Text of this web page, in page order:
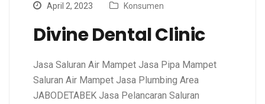
April 2, 2023
Konsumen
Divine Dental Clinic
Jasa Saluran Air Mampet Jasa Pipa Mampet
Saluran Air Mampet Jasa Plumbing Area
JABODETABEK Jasa Pelancaran Saluran